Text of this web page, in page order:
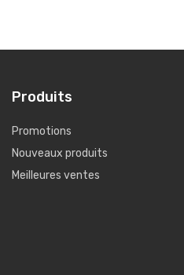
Produits
Promotions
Nouveaux produits
Meilleures ventes